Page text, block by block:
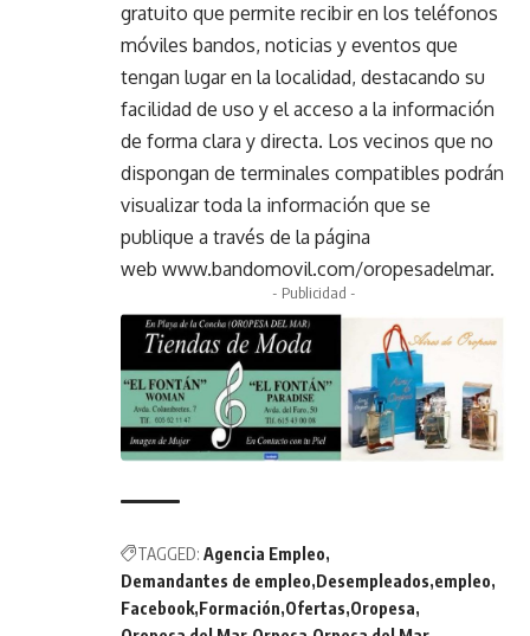
gratuito que permite recibir en los teléfonos
móviles bandos, noticias y eventos que
tengan lugar en la localidad, destacando su
facilidad de uso y el acceso a la información
de forma clara y directa. Los vecinos que no
dispongan de terminales compatibles podrán
visualizar toda la información que se
publique a través de la página
web www.bandomovil.com/oropesadelmar.
- Publicidad -
TAGGED: Agencia Empleo
Demandantes de empleo Desempleados empleo
Facebook Formación Ofertas Oropesa